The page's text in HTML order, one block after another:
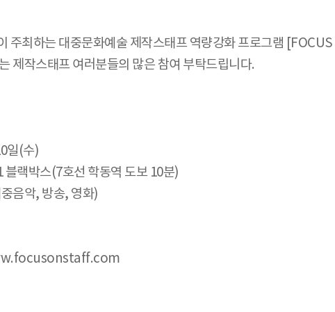
주최하는 대중문화예술 제작스태프 역량강화 프로그램
제작스태프 여러분들의 많은 참여 부탁드립니다.
일(수)
랙박스(7호선 학동역 도보 10분)
음악, 방송, 영화)